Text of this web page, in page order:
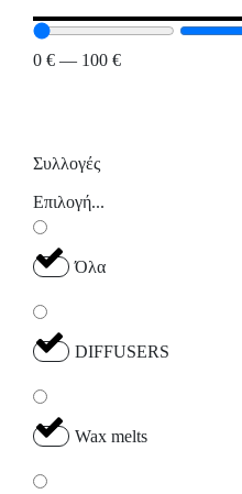
0 € — 100 €
Συλλογές
Επιλογή...
Όλα
DIFFUSERS
Wax melts